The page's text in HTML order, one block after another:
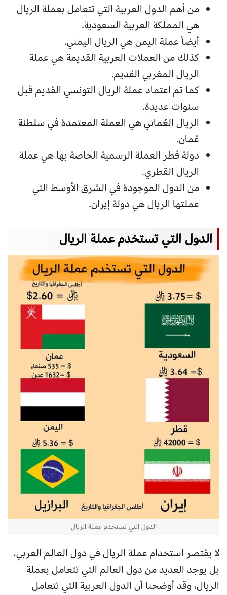
من أهم الدول العربية التي تتعامل بعملة الريال
هي المملكة العربية السعودية.
أيضاً عملة اليمن هي الريال اليمني.
كذلك من العملات العربية القديمة هي عملة
الريال المغربي القديم.
كما تم اعتماد عملة الريال التونسي القديم قبل
سنوات عديدة.
الريال العُماني هي العملة المعتمدة في سلطنة
عُمان.
دولة قطر العملة الرسمية الخاصة بها هي عملة
الريال القطري.
من الدول الموجودة في الشرق الأوسط التي
عملتها الريال هي دولة إيران.
الدول التي تستخدم عملة الريال
الدول التي تستخدم عملة الريال
لا يقتصر استخدام عملة الريال في دول العالم العربي،
بل يوجد العديد من دول العالم التي تتعامل بعملة
الريال، وقد أوضحنا أن الدول العربية التي تتعامل